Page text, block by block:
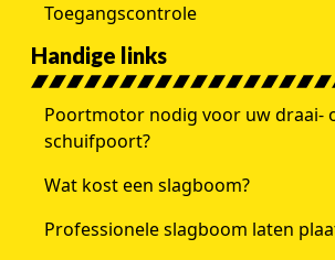
Toegangscontrole
Handige links
Poortmotor nodig voor uw draai-
schuifpoort?
Wat kost een slagboom?
Professionele slagboom laten